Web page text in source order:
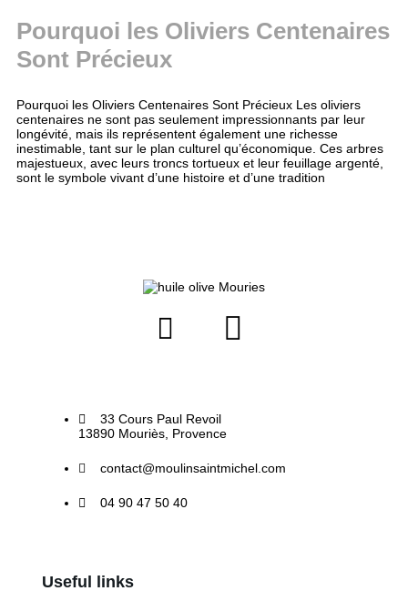
Pourquoi les Oliviers Centenaires
Sont Précieux
Pourquoi les Oliviers Centenaires Sont Précieux Les oliviers
centenaires ne sont pas seulement impressionnants par leur
longévité, mais ils représentent également une richesse
inestimable, tant sur le plan culturel qu’économique. Ces arbres
majestueux, avec leurs troncs tortueux et leur feuillage argenté,
sont le symbole vivant d’une histoire et d’une tradition
33 Cours Paul Revoil
13890 Mouriès, Provence
contact@moulinsaintmichel.com
04 90 47 50 40
Useful links